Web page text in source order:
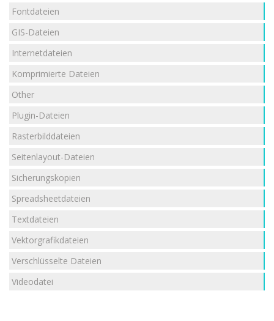
Fontdateien
GIS-Dateien
Internetdateien
Komprimierte Dateien
Other
Plugin-Dateien
Rasterbilddateien
Seitenlayout-Dateien
Sicherungskopien
Spreadsheetdateien
Textdateien
Vektorgrafikdateien
Verschlüsselte Dateien
Videodatei